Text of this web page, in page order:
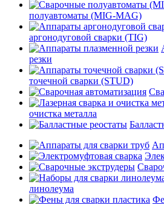
полуавтоматы (MIG-MAG)
аргонодуговой сварки (TIG)
резки
точечной сварки (STUD)
очистка металла
линолеума